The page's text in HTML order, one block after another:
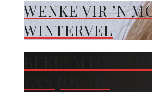
WENKE VIR ’N
WINTERVEL